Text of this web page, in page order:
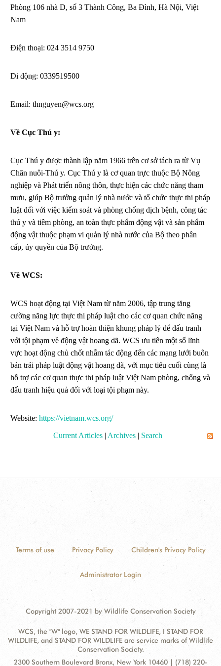
Phòng 106 nhà D, số 3 Thành Công, Ba Đình, Hà Nội, Việt
Nam
Điện thoại: 024 3514 9750
Di động: 0339519500
Email: thnguyen@wcs.org
Về Cục Thú y:
Cục Thú y được thành lập năm 1966 trên cơ sở tách ra từ Vụ
Chăn nuôi-Thú y. Cục Thú y là cơ quan trực thuộc Bộ Nông
nghiệp và Phát triển nông thôn, thực hiện các chức năng tham
mưu, giúp Bộ trưởng quản lý nhà nước và tổ chức thực thi pháp
luật đối với việc kiểm soát và phòng chống dịch bệnh, công tác
thú y và tiêm phòng, an toàn thực phẩm động vật và sản phẩm
động vật thuộc phạm vi quản lý nhà nước của Bộ theo phân
cấp, ủy quyền của Bộ trưởng.
Về WCS:
WCS hoạt động tại Việt Nam từ năm 2006, tập trung tăng
cường năng lực thực thi pháp luật cho các cơ quan chức năng
tại Việt Nam và hỗ trợ hoàn thiện khung pháp lý để đấu tranh
với tội phạm về động vật hoang dã. WCS ưu tiên một số lĩnh
vực hoạt động chủ chốt nhằm tác động đến các mạng lưới buôn
bán trái pháp luật động vật hoang dã, với mục tiêu cuối cùng là
hỗ trợ các cơ quan thực thi pháp luật Việt Nam phòng, chống và
đấu tranh hiệu quả đối với loại tội phạm này.
Website: https://vietnam.wcs.org/
Current Articles| Archives| Search
Terms of use Privacy Policy Children's Privacy Policy
Administrator Login
Copyright 2007-2021 by Wildlife Conservation Society
WCS, the "W" logo, WE STAND FOR WILDLIFE, I STAND FOR
WILDLIFE, and STAND FOR WILDLIFE are service marks of Wildlife
Conservation Society.
Contact
Address:
2300 Southern Boulevard Bronx, New York 10460 | (718) 220-